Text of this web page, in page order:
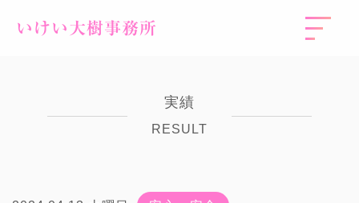
いけい大樹事務所
実績
RESULT